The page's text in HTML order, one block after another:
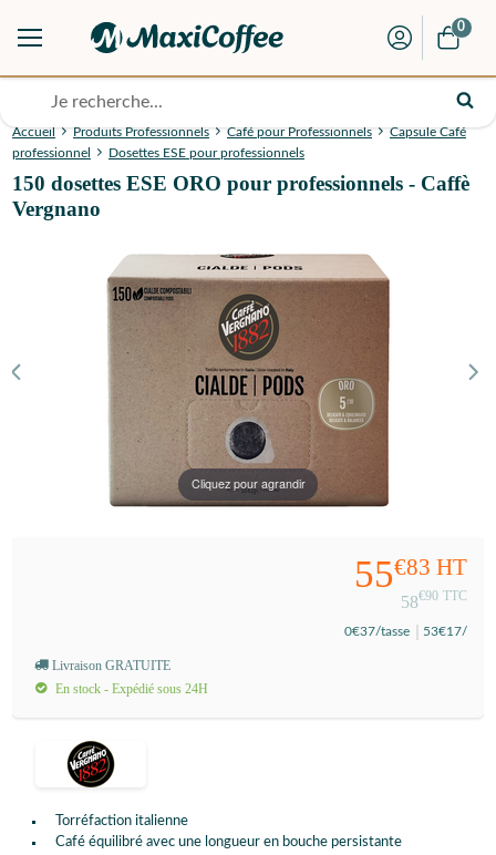
0
Accueil Produits Professionnels Café pour Professionnels
Capsule Café
professionnel
Dosettes ESE pour professionnels
150 dosettes ESE ORO pour professionnels - Caffè
Vergnano
Cliquez pour agrandir
Torréfaction italienne
Café équilibré avec une longueur en bouche persistante
55€83 HT
58€90 TTC
0€37/tasse 53€17/
Livraison GRATUITE
En stock - Expédié sous 24H